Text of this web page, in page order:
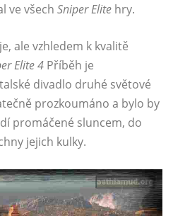
ve všech Sniper Elite hry.
ale vzhledem k kvalitě
Elite 4 Příběh je
divadlo druhé světové
prozkoumáno a bylo by
promáčené sluncem, do
jejich kulky.